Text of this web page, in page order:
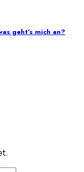
geht’s mich an?